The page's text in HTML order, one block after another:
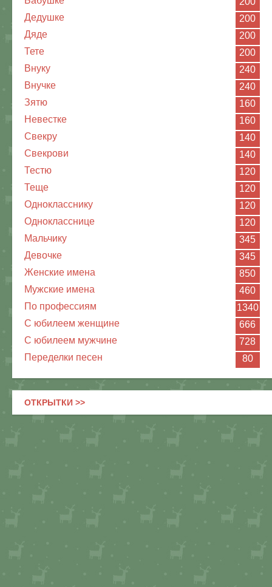
Дедушке
200
Дяде
200
Тете
200
Внуку
240
Внучке
240
Зятю
160
Невестке
160
Свекру
140
Свекрови
140
Тестю
120
Теще
120
Однокласснику
120
Однокласснице
120
Мальчику
345
Девочке
345
Женские имена
850
Мужские имена
460
По профессиям
1340
С юбилеем женщине
666
С юбилеем мужчине
728
Переделки песен
80
ОТКРЫТКИ >>